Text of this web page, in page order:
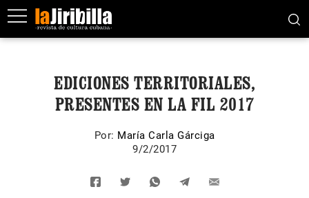
EDICIONES TERRITORIALES,
PRESENTES EN LA FIL 2017
Por: María Carla Gárciga
9/2/2017